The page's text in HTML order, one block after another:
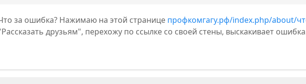
за ошибка? Нажимаю на этой странице профкомгагу.рф/index.php/about/
друзьям", перехожу по ссылке со своей стены, выскакивает